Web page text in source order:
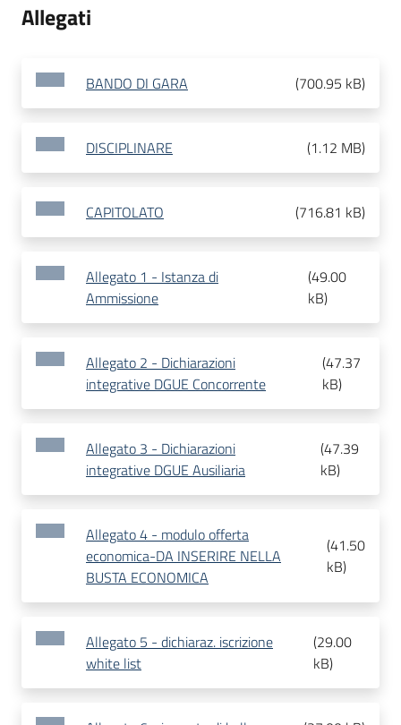
Allegati
BANDO DI GARA (700.95 kB)
DISCIPLINARE (1.12 MB)
CAPITOLATO (716.81 kB)
Allegato 1 - Istanza di
Ammissione
(49.00
kB)
Allegato 2 - Dichiarazioni
integrative DGUE Concorrente
(47.37
kB)
Allegato 3 - Dichiarazioni
integrative DGUE Ausiliaria
(47.39
kB)
Allegato 4 - modulo offerta
economica-DA INSERIRE NELLA
BUSTA ECONOMICA
(41.50
kB)
Allegato 5 - dichiaraz. iscrizione
white list
(29.00
kB)